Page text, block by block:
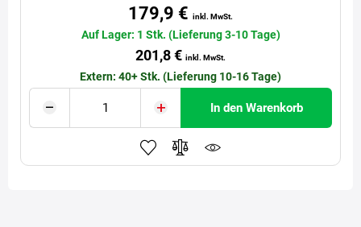
179,9 € inkl. MwSt.
Auf Lager: 1 Stk. (Lieferung 3-10 Tage)
201,8 € inkl. MwSt.
Extern: 40+ Stk. (Lieferung 10-16 Tage)
In den Warenkorb